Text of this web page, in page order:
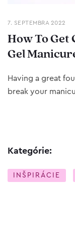
7. SEPTEMBRA 2022
How To Get
Gel
Having a great
break your
Kategórie:
INŠPIRÁCIE